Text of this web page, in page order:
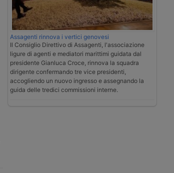
Assagenti rinnova i vertici genovesi
Il Consiglio Direttivo di Assagenti, l'associazione
ligure di agenti e mediatori marittimi guidata dal
presidente Gianluca Croce, rinnova la squadra
dirigente confermando tre vice presidenti,
accogliendo un nuovo ingresso e assegnando la
guida delle tredici commissioni interne.